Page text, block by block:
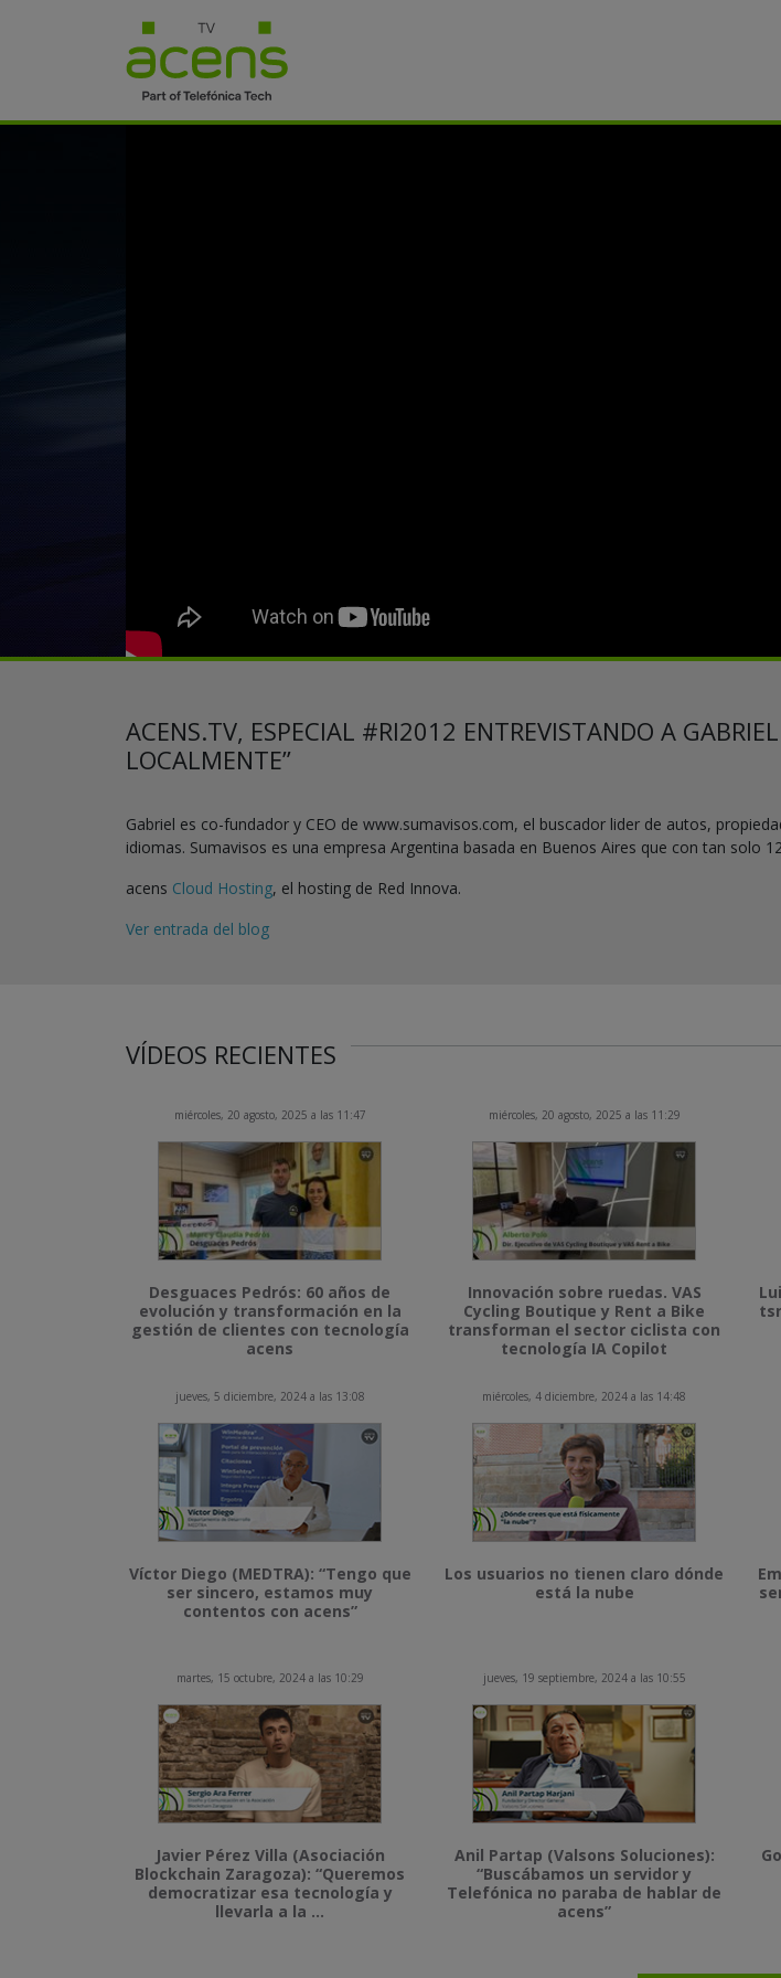
ACENS.TV, ESPECIAL #RI2012 ENTREVISTANDO A
LOCALMENTE”
Gabriel es co-fundador y CEO de www.sumavisos.com, el buscador lider de autos,
idiomas. Sumavisos es una empresa Argentina basada en Buenos Aires que con tan solo
acens Cloud Hosting, el hosting de Red Innova.
Ver entrada del blog
VÍDEOS RECIENTES
miércoles, 20 agosto, 2025 a las 11:47
Desguaces Pedrós: 60 años de
evolución y transformación en la
gestión de clientes con tecnología
acens
miércoles, 20 agosto, 2025 a las 11:29
Innovación sobre ruedas. VAS
Cycling Boutique y Rent a Bike
transforman el sector ciclista con
tecnología IA Copilot
jueves, 5 diciembre, 2024 a las 13:08
Víctor Diego (MEDTRA): “Tengo que
ser sincero, estamos muy
contentos con acens”
miércoles, 4 diciembre, 2024 a las 14:48
Los usuarios no tienen claro dónde
está la nube
martes, 15 octubre, 2024 a las 10:29
Javier Pérez Villa (Asociación
Blockchain Zaragoza): “Queremos
democratizar esa tecnología y
llevarla a la ...
jueves, 19 septiembre, 2024 a las 10:55
Anil Partap (Valsons Soluciones):
“Buscábamos un servidor y
Telefónica no paraba de hablar de
acens”